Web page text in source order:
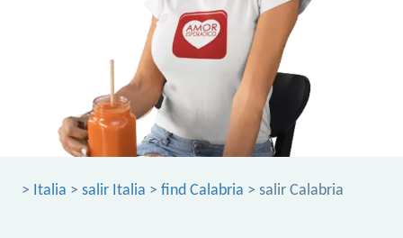
> Italia > salir Italia > find Calabria > salir Calabria